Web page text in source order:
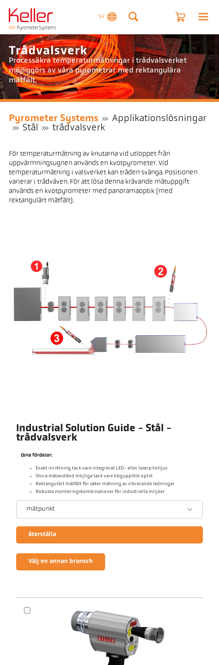
SV
Trådvalsverk
Processäkra temperaturmätningar i trådvalsverket
möjliggörs av våra pyrometrar med rektangulära
mätfält.
Pyrometer Systems
Applikationslösningar
Stål
trådvalsverk
För temperaturmätning av knutarna vid utloppet från
uppvärmningsugnen används en kvotpyrometer. Vid
temperaturmätning i valsverket kan tråden svänga. Positionen
varierar i trådväven. För att lösa denna krävande mätuppgift
används en kvotpyrometer med panoramaoptik (med
rektangulärt mätfält).
Industrial Solution Guide - Stål -
trådvalsverk
Dina fördelar:
Exakt inriktning tack vare integrerat LED- eller laserpilotljus
Stora mätavstånd möjliga tack vare högupplöst optik
Rektangulärt mätfält för säker mätning av vibrerande ledningar
Robusta monteringskombinationer för industriella miljöer
mätpunkt
återställa
Välj en annan bransch